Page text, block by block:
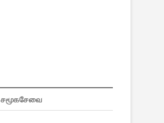
சமூகசேவை